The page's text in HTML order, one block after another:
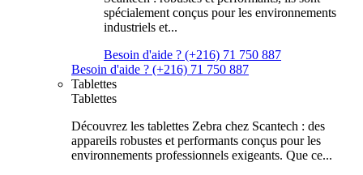
spécialement conçus pour les environnements
industriels et...
Besoin d'aide ? (+216) 71 750 887
Besoin d'aide ? (+216) 71 750 887
Tablettes
Tablettes
Découvrez les tablettes Zebra chez Scantech : des
appareils robustes et performants conçus pour les
environnements professionnels exigeants. Que ce...